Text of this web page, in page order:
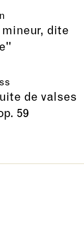
mineur, dite
de valses
59